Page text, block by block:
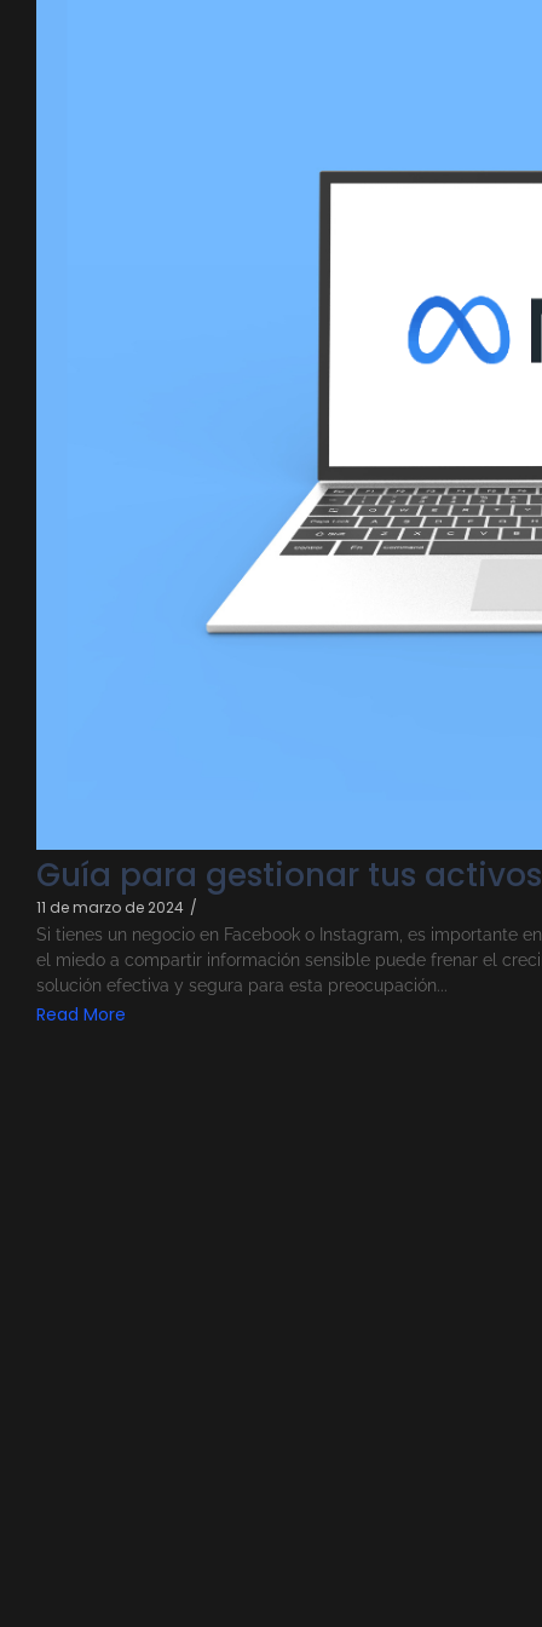
Guía para gestionar tus
11 de marzo de 2024 /
Si tienes un negocio en Facebook o Instagram, es importante
el miedo a compartir información sensible puede frenar el
solución efectiva y segura para esta preocupación...
Read More